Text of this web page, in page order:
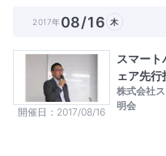
2017年08/16 木
開催日 2017/08/16
スマー
ェア先
株式会社
明会